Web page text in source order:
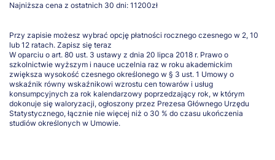
Najniższa cena z ostatnich 30 dni: 11200zł
Przy zapisie możesz wybrać opcję płatności rocznego czesnego w 2, 10
lub 12 ratach. Zapisz się teraz
W oparciu o art. 80 ust. 3 ustawy z dnia 20 lipca 2018 r. Prawo o
szkolnictwie wyższym i nauce uczelnia raz w roku akademickim
zwiększa wysokość czesnego określonego w § 3 ust. 1 Umowy o
wskaźnik równy wskaźnikowi wzrostu cen towarów i usług
konsumpcyjnych za rok kalendarzowy poprzedzający rok, w którym
dokonuje się waloryzacji, ogłoszony przez Prezesa Głównego Urzędu
Statystycznego, łącznie nie więcej niż o 30 % do czasu ukończenia
studiów określonych w Umowie.